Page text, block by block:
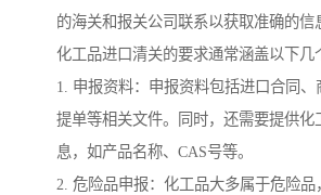
的海关和报关公司联系以获取准确的信
化工品进口清关的要求通常涵盖以下几
1. 申报资料：申报资料包括进口合同、
提单等相关文件。同时，还需要提供化
息，如产品名称、CAS号等。
2. 危险品申报：化工品大多属于危险品